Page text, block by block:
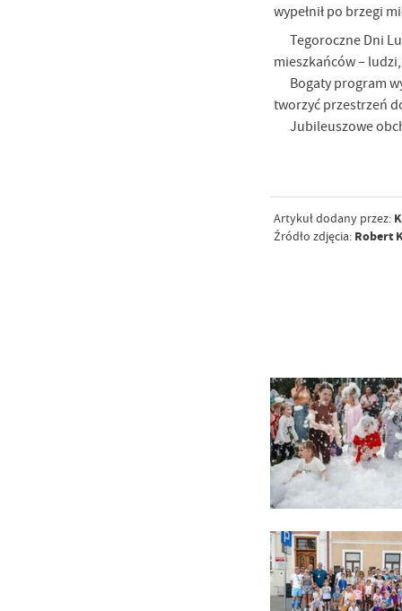
wypełnił po brzegi
Tegoroczne Dni
mieszkańców –
Bogaty program
tworzyć przestrzeń
Jubileuszowe
Artykuł dodany przez:
Źródło zdjęcia: Robert